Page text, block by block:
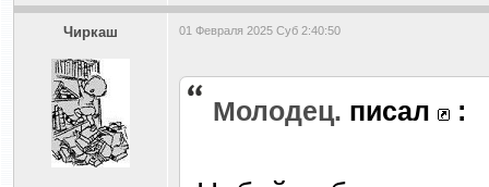
Чиркаш 01 Февраля 2025 Суб 2:40:50
Молодец. писал :